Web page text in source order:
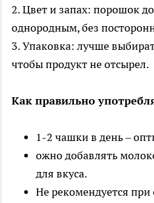
2. Цвет и запах: порошок
однородным, без
3. Упаковка: лучше
чтобы продукт не отсырел.
Как правильно
1-2 чашки в день –
ожно добавлять
для вкуса.
Не рекомендуется при